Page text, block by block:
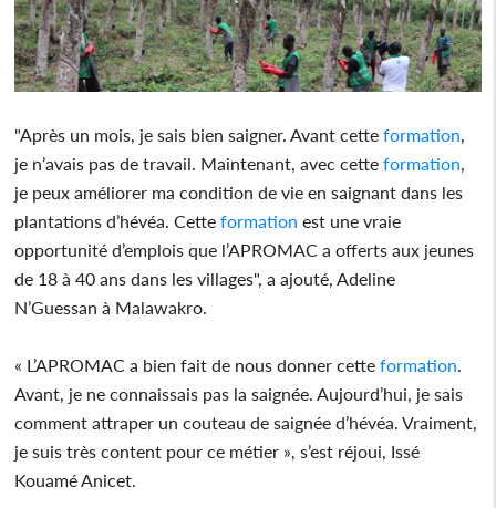
"Après un mois, je sais bien saigner. Avant cetteformation,
je n’avais pas de travail. Maintenant, avec cetteformation,
je peux améliorer ma condition de vie en saignant dans les
plantations d’hévéa. Cetteformation est une vraie
opportunité d’emplois que l’APROMAC a offerts aux jeunes
de 18 à 40 ans dans les villages", a ajouté, Adeline
N’Guessan à Malawakro.
« L’APROMAC a bien fait de nous donner cetteformation.
Avant, je ne connaissais pas la saignée. Aujourd’hui, je sais
comment attraper un couteau de saignée d’hévéa. Vraiment,
je suis très content pour ce métier », s’est réjoui, Issé
Kouamé Anicet.